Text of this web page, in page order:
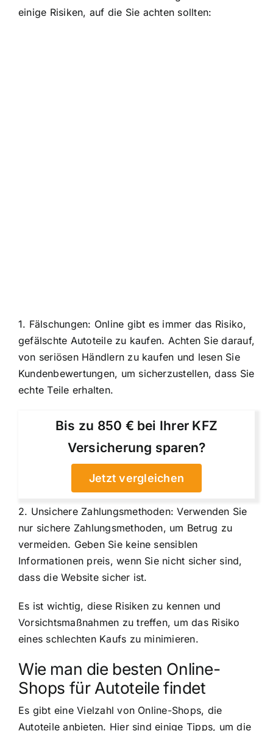
einige Risiken, auf die Sie achten sollten:
1. Fälschungen: Online gibt es immer das Risiko,
gefälschte Autoteile zu kaufen. Achten Sie darauf,
von seriösen Händlern zu kaufen und lesen Sie
Kundenbewertungen, um sicherzustellen, dass Sie
echte Teile erhalten.
Bis zu 850 € bei Ihrer KFZ
Versicherung sparen?
Jetzt vergleichen
2. Unsichere Zahlungsmethoden: Verwenden Sie
nur sichere Zahlungsmethoden, um Betrug zu
vermeiden. Geben Sie keine sensiblen
Informationen preis, wenn Sie nicht sicher sind,
dass die Website sicher ist.
Es ist wichtig, diese Risiken zu kennen und
Vorsichtsmaßnahmen zu treffen, um das Risiko
eines schlechten Kaufs zu minimieren.
Wie man die besten Online-
Shops für Autoteile findet
Es gibt eine Vielzahl von Online-Shops, die
Autoteile anbieten. Hier sind einige Tipps, um die